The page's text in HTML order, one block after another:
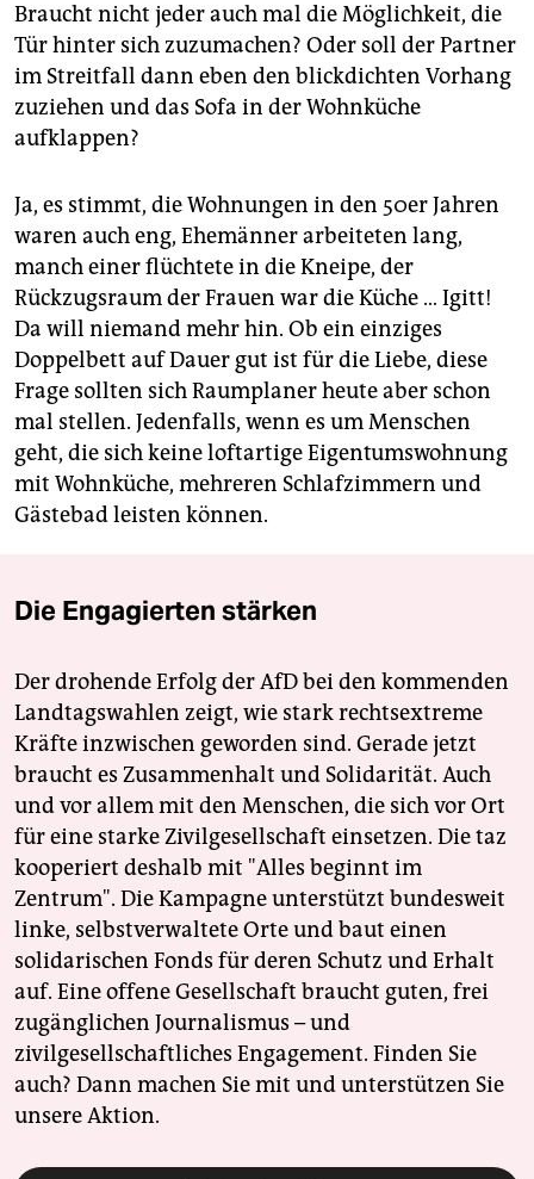
Braucht nicht jeder auch mal die Möglichkeit, die
Tür hinter sich zuzumachen? Oder soll der Partner
im Streitfall dann eben den blickdichten Vorhang
zuziehen und das Sofa in der Wohnküche
aufklappen?
Ja, es stimmt, die Wohnungen in den 50er Jahren
waren auch eng, Ehemänner arbeiteten lang,
manch einer flüchtete in die Kneipe, der
Rückzugsraum der Frauen war die Küche … Igitt!
Da will niemand mehr hin. Ob ein einziges
Doppelbett auf Dauer gut ist für die Liebe, diese
Frage sollten sich Raumplaner heute aber schon
mal stellen. Jedenfalls, wenn es um Menschen
geht, die sich keine loftartige Eigentumswohnung
mit Wohnküche, mehreren Schlafzimmern und
Gästebad leisten können.
Die Engagierten stärken
Der drohende Erfolg der AfD bei den kommenden
Landtagswahlen zeigt, wie stark rechtsextreme
Kräfte inzwischen geworden sind. Gerade jetzt
braucht es Zusammenhalt und Solidarität. Auch
und vor allem mit den Menschen, die sich vor Ort
für eine starke Zivilgesellschaft einsetzen. Die taz
kooperiert deshalb mit "Alles beginnt im
Zentrum". Die Kampagne unterstützt bundesweit
linke, selbstverwaltete Orte und baut einen
solidarischen Fonds für deren Schutz und Erhalt
auf. Eine offene Gesellschaft braucht guten, frei
zugänglichen Journalismus – und
zivilgesellschaftliches Engagement. Finden Sie
auch? Dann machen Sie mit und unterstützen Sie
unsere Aktion.